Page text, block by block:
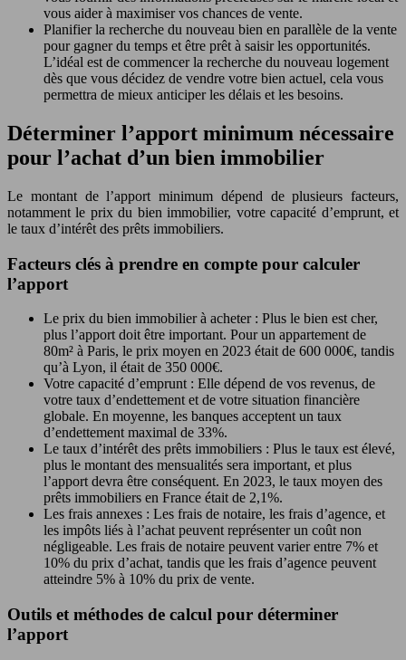
vous aider à maximiser vos chances de vente.
Planifier la recherche du nouveau bien en parallèle de la vente
pour gagner du temps et être prêt à saisir les opportunités.
L’idéal est de commencer la recherche du nouveau logement
dès que vous décidez de vendre votre bien actuel, cela vous
permettra de mieux anticiper les délais et les besoins.
Déterminer l’apport minimum nécessaire
pour l’achat d’un bien immobilier
Le montant de l’apport minimum dépend de plusieurs facteurs,
notamment le prix du bien immobilier, votre capacité d’emprunt, et
le taux d’intérêt des prêts immobiliers.
Facteurs clés à prendre en compte pour calculer
l’apport
Le prix du bien immobilier à acheter : Plus le bien est cher,
plus l’apport doit être important. Pour un appartement de
80m² à Paris, le prix moyen en 2023 était de 600 000€, tandis
qu’à Lyon, il était de 350 000€.
Votre capacité d’emprunt : Elle dépend de vos revenus, de
votre taux d’endettement et de votre situation financière
globale. En moyenne, les banques acceptent un taux
d’endettement maximal de 33%.
Le taux d’intérêt des prêts immobiliers : Plus le taux est élevé,
plus le montant des mensualités sera important, et plus
l’apport devra être conséquent. En 2023, le taux moyen des
prêts immobiliers en France était de 2,1%.
Les frais annexes : Les frais de notaire, les frais d’agence, et
les impôts liés à l’achat peuvent représenter un coût non
négligeable. Les frais de notaire peuvent varier entre 7% et
10% du prix d’achat, tandis que les frais d’agence peuvent
atteindre 5% à 10% du prix de vente.
Outils et méthodes de calcul pour déterminer
l’apport